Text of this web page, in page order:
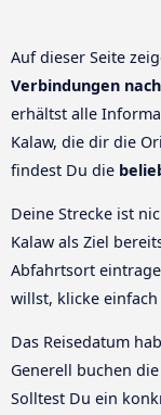
Auf dieser Seite
Verbindungen
erhältst alle
Kalaw, die dir die
findest Du die
Deine Strecke ist
Kalaw als Ziel
Abfahrtsort
willst, klicke
Das Reisedatum
Generell buchen
Solltest Du ein